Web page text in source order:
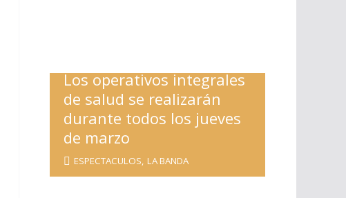
Los operativos integrales
de salud se realizarán
durante todos los jueves
de marzo
ESPECTACULOS, LA BANDA